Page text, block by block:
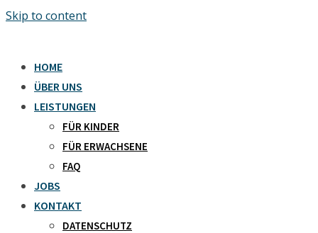
Skip to content
HOME
ÜBER UNS
LEISTUNGEN
FÜR KINDER
FÜR ERWACHSENE
FAQ
JOBS
KONTAKT
DATENSCHUTZ